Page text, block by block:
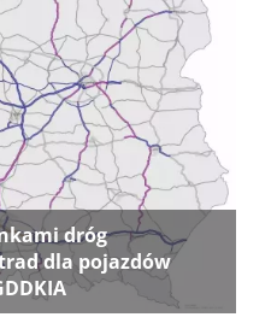
dróg
dla pojazdów